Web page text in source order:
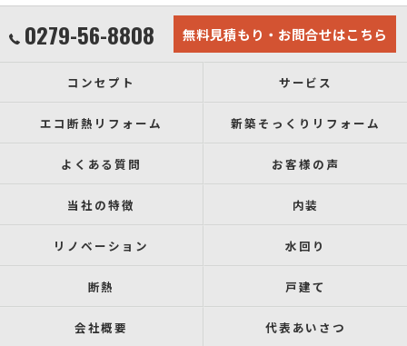
0279-56-8808 無料見積もり・お問合せはこちら
コンセプト サービス
エコ断熱リフォーム 新築そっくりリフォーム
よくある質問 お客様の声
当社の特徴 内装
リノベーション 水回り
断熱 戸建て
会社概要 代表あいさつ